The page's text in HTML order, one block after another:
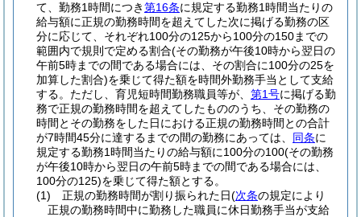
て、勤務1時間につき第16条に規定する勤務1時間当たりの
給与額に正規の勤務時間を超えてした次に掲げる勤務の区
分に応じて、それぞれ100分の125から100分の150までの
範囲内で規則で定める割合(その勤務が午後10時から翌日の
午前5時までの間である場合には、その割合に100分の25を
加算した割合)を乗じて得た額を時間外勤務手当として支給
する。 ただし、育児短時間勤務職員等が、 第1号に掲げる勤
務で正規の勤務時間を超えてしたもののうち、その勤務の
時間とその勤務をした日における正規の勤務時間との合計
が7時間45分に達するまでの間の勤務にあっては、 同条に
規定する勤務1時間当たりの給与額に100分の100(その勤務
が午後10時から翌日の午前5時までの間である場合には、
100分の125)を乗じて得た額とする。
(1)
正規の勤務時間が割り振られた日(次条の規定により
正規の勤務時間中に勤務した職員に休日勤務手当が支給